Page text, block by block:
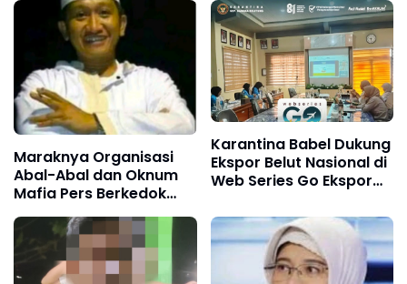
Maraknya Organisasi
Abal-Abal dan Oknum
Mafia Pers Berkedok
Pemerasan Dengan
Pemberitaan Hoax,
Ketua LSM Forum
Rakyat Bersatu Minta
Karantina Babel Dukung
Ekspor Belut Nasional di
Web Series Go Ekspor
Lokal Menuju Pasar
Dunia